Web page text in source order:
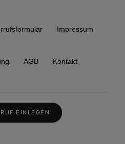
Impressum
AGB Kontakt
EINLEGEN